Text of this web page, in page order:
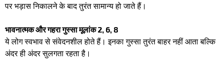
पर भड़ास निकालने के बाद तुरंत सामान्य हो जाते हैं।
​भावनात्मक और गहरा गुस्सा मूलांक 2, 6, 8
​ये लोग स्वभाव से संवेदनशील होते हैं। इनका गुस्सा तुरंत बाहर नहीं आता बल्कि
अंदर ही अंदर सुलगता रहता है। ​